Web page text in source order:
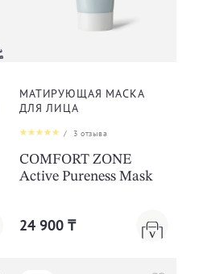
МАТИРУЮЩАЯ МАСКА
ДЛЯ ЛИЦА
/ 3 отзыва
COMFORT ZONE
Active Pureness Mask
24 900 ₸